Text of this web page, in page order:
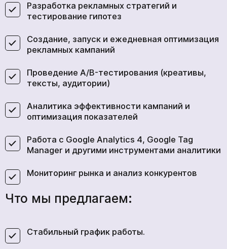
Разработка рекламных стратегий и
тестирование гипотез
Создание, запуск и ежедневная оптимизация
рекламных кампаний
Проведение A/B-тестирования (креативы,
тексты, аудитории)
Аналитика эффективности кампаний и
оптимизация показателей
Работа с Google Analytics 4, Google Tag
Manager и другими инструментами аналитики
Мониторинг рынка и анализ конкурентов
Что мы предлагаем:
Стабильный график работы.